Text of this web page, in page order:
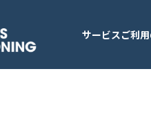
サービスご利